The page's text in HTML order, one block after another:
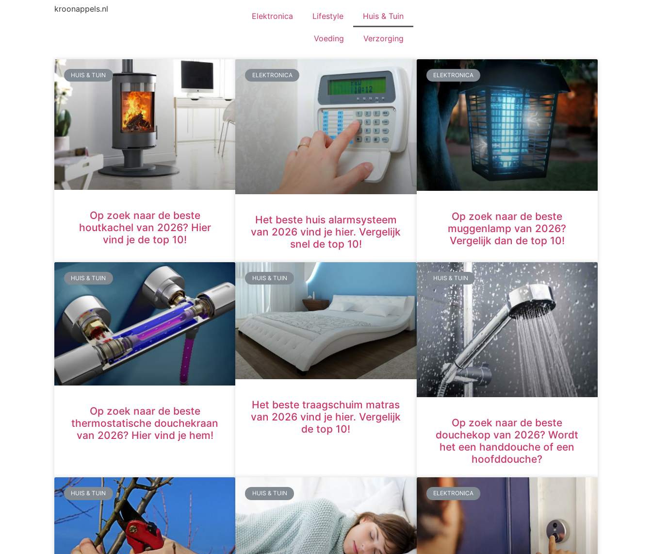
kroonappels.nl
Elektronica Lifestyle Huis & Tuin
Voeding Verzorging
HUIS & TUIN
Op zoek naar de beste
houtkachel van 2026? Hier
vind je de top 10!
ELEKTRONICA
Het beste huis alarmsysteem
van 2026 vind je hier. Vergelijk
snel de top 10!
ELEKTRONICA
Op zoek naar de beste
muggenlamp van 2026?
Vergelijk dan de top 10!
HUIS & TUIN
Op zoek naar de beste
thermostatische douchekraan
van 2026? Hier vind je hem!
HUIS & TUIN
Het beste traagschuim matras
van 2026 vind je hier. Vergelijk
de top 10!
HUIS & TUIN
Op zoek naar de beste
douchekop van 2026? Wordt
het een handdouche of een
hoofddouche?
HUIS & TUIN HUIS & TUIN ELEKTRONICA